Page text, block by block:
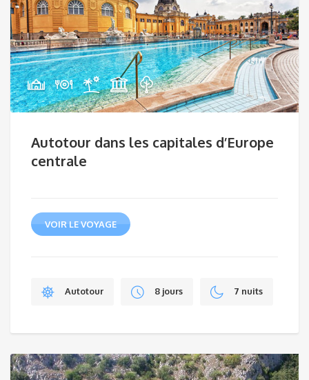
Autotour dans les capitales d’Europe
centrale
VOIR LE VOYAGE
Autotour 8 jours 7 nuits